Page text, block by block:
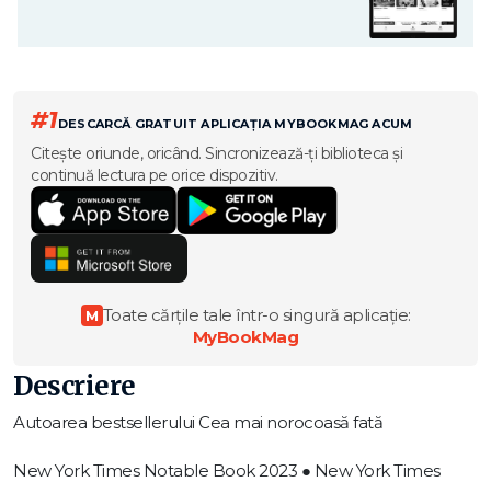
#1DESCARCĂ GRATUIT APLICAȚIA MYBOOKMAG ACUM
Citește oriunde, oricând. Sincronizează-ți biblioteca și
continuă lectura pe orice dispozitiv.
M Toate cărțile tale într-o singură aplicație:
MyBookMag
Descriere
Autoarea bestsellerului Cea mai norocoasă fată
New York Times Notable Book 2023 ● New York Times